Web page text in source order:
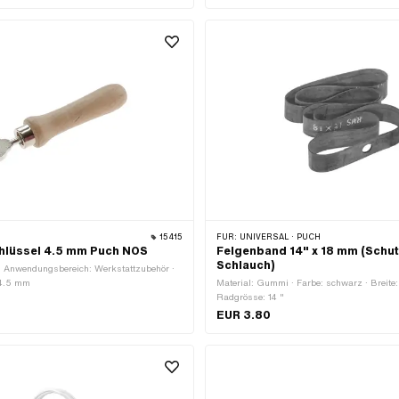
15415
4.5 mm Puch NOS
Anwendungsbereich: Werkstattzubehör ·
mm
FÜR: UNIVERSAL · PUCH
Felgenband 14" x 18 mm
Schlauch)
Material: Gummi · Farbe: schwarz · Breite:
Radgrösse: 14 "
EUR 3.80